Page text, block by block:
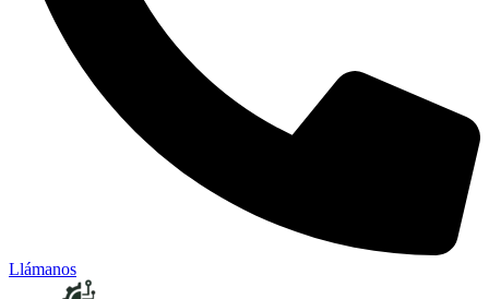
Llámanos